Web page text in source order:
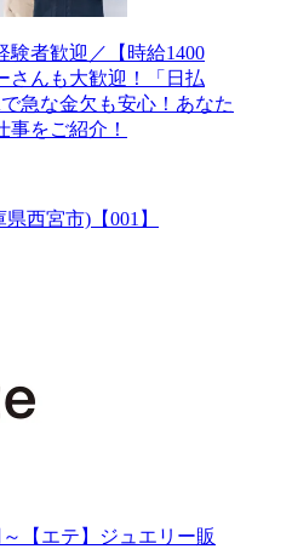
験者歓迎／【時給1400
さんも大歓迎！「日払
急な金欠も安心！あなた
事をご紹介！
西宮市)【001】
【エテ】ジュエリー販